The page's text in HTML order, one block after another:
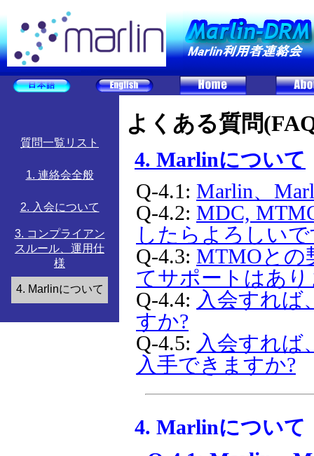
質問一覧リスト
1. 連絡会全般
2. 入会について
3. コンプライアン
スルール、運用仕
様
4. Marlinについて
よくある質問
4. Marlinについて
Q-4.1: Marlin、
Q-4.2: MDC,
したらよろしい
Q-4.3: MTMOとの
てサポートはあり
Q-4.4: 入会すれば
すか?
Q-4.5: 入会すれば
入手できますか?
4. Marlinについて